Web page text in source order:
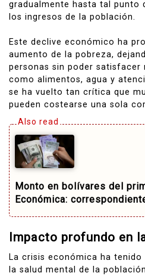
gradualmente hasta tal punto
los ingresos de la población.
Este declive económico ha
aumento de la pobreza,
personas sin poder satisfacer
como alimentos, agua y
se ha vuelto tan crítica que
pueden costearse una sola
Monto en bolívares del
Económica:
Impacto profundo en
La crisis económica ha
la salud mental de la